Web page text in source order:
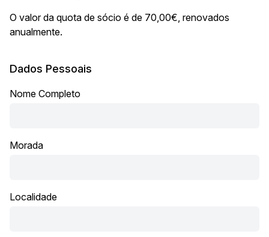
O valor da quota de sócio é de 70,00€, renovados
anualmente.
Dados Pessoais
Nome Completo
Morada
Localidade